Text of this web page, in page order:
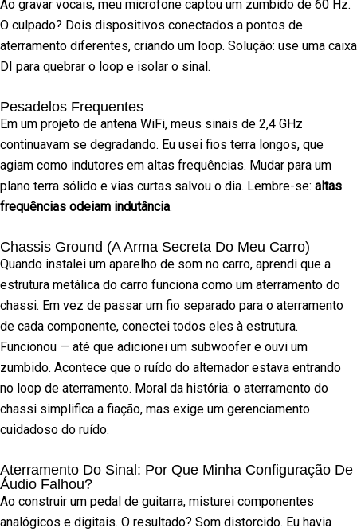
Ao gravar vocais, meu microfone captou um zumbido de 60 Hz.
O culpado? Dois dispositivos conectados a pontos de
aterramento diferentes, criando um loop. Solução: use uma caixa
DI para quebrar o loop e isolar o sinal.
Pesadelos Frequentes
Em um projeto de antena WiFi, meus sinais de 2,4 GHz
continuavam se degradando. Eu usei fios terra longos, que
agiam como indutores em altas frequências. Mudar para um
plano terra sólido e vias curtas salvou o dia. Lembre-se: altas
frequências odeiam indutância.
Chassis Ground (A Arma Secreta Do Meu Carro)
Quando instalei um aparelho de som no carro, aprendi que a
estrutura metálica do carro funciona como um aterramento do
chassi. Em vez de passar um fio separado para o aterramento
de cada componente, conectei todos eles à estrutura.
Funcionou — até que adicionei um subwoofer e ouvi um
zumbido. Acontece que o ruído do alternador estava entrando
no loop de aterramento. Moral da história: o aterramento do
chassi simplifica a fiação, mas exige um gerenciamento
cuidadoso do ruído.
Aterramento Do Sinal: Por Que Minha Configuração De
Áudio Falhou?
Ao construir um pedal de guitarra, misturei componentes
analógicos e digitais. O resultado? Som distorcido. Eu havia